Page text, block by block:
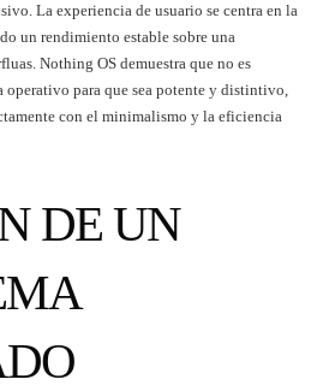
La experiencia de usuario se centra en la
un rendimiento estable sobre una
Nothing OS demuestra que no es
operativo para que sea potente y distintivo,
con el minimalismo y la eficiencia
DE UN